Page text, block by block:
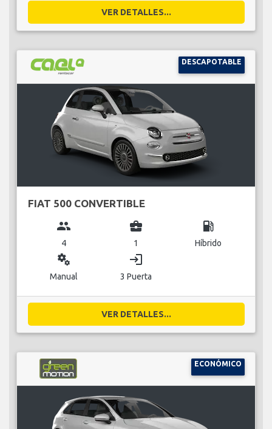
VER DETALLES...
DESCAPOTABLE
FIAT 500 CONVERTIBLE
group
4
business_center
1
local_gas_station
Híbrido
miscellaneous_services
Manual
login
3 Puerta
VER DETALLES...
ECONÓMICO